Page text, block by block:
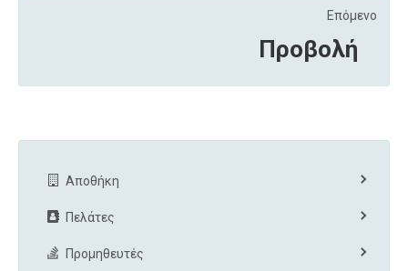
Επόμενο
Προβολή
Αποθήκη
Πελάτες
Προμηθευτές